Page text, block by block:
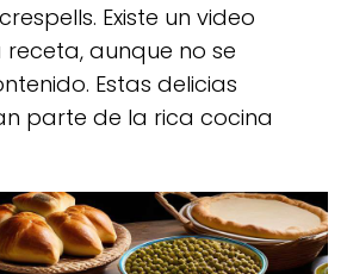
Existe un video
aunque no se
Estas delicias
parte de la rica cocina